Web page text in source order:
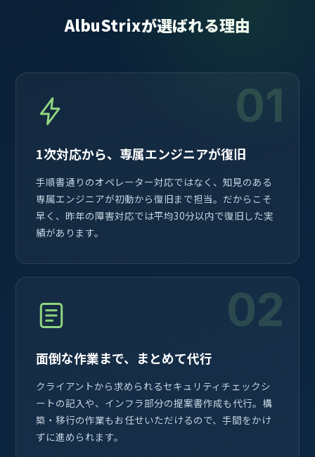
AlbuStrixが選ばれる理由
01
1次対応から、専属エンジニアが復旧
手順書通りのオペレーター対応ではなく、知見のある
専属エンジニアが初動から復旧まで担当。だからこそ
早く、昨年の障害対応では平均30分以内で復旧した実
績があります。
02
面倒な作業まで、まとめて代行
クライアントから求められるセキュリティチェックシ
ートの記入や、インフラ部分の提案書作成も代行。構
築・移行の作業もお任せいただけるので、手間をかけ
ずに進められます。